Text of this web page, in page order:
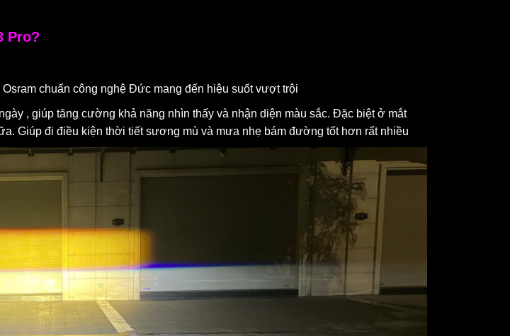
Pro?
chuẩn công nghệ Đức mang đến hiệu suốt vượt trội
, giúp tăng cường khả năng nhìn thấy và nhận diện màu sắc. Đặc biệt ở mắt
Giúp đi điều kiện thời tiết sương mù và mưa nhẹ bám đường tốt hơn rất nhiều